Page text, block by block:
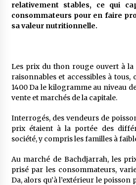
Le monstrueux vieillard (Un récit du
algérien)
touareg)
5 ans ago
Un conte targui/
5 ans ago
5 ans ago
relativement stables, ce qui
consommateurs pour en faire
sa valeur nutritionnelle.
Les prix du thon rouge ouvert à la
raisonnables et accessibles à tous,
1400 Da le kilogramme au niveau
vente et marchés de la capitale.
Interrogés, des vendeurs de
prix étaient à la portée des
société, y compris les familles à
Au marché de Bachdjarrah, les
prisé par les consommateurs,
Da, alors qu’à l’extérieur le